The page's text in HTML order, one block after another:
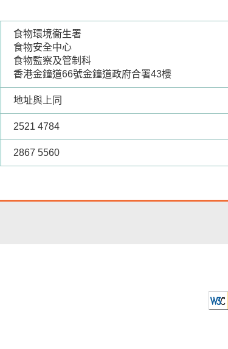
食物環境衞生署
食物安全中心
食物監察及管制科
香港金鐘道66號金鐘道政府合署43樓
地址與上同
2521 4784
2867 5560